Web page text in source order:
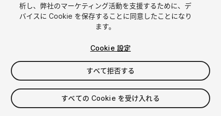
FREE
38viewsin the past week
析し、弊社のマーケティング活動を支援するために、デ
バイスに Cookie を保存することに同意したことになり
ます。
Cookie 設定
すべて拒否する
すべての Cookie を受け入れる